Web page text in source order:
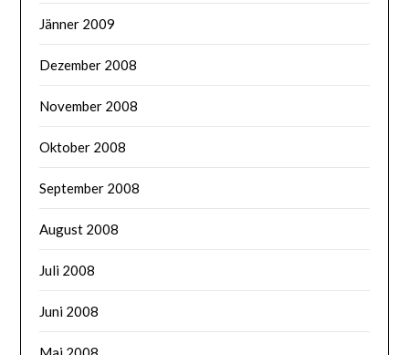
Jänner 2009
Dezember 2008
November 2008
Oktober 2008
September 2008
August 2008
Juli 2008
Juni 2008